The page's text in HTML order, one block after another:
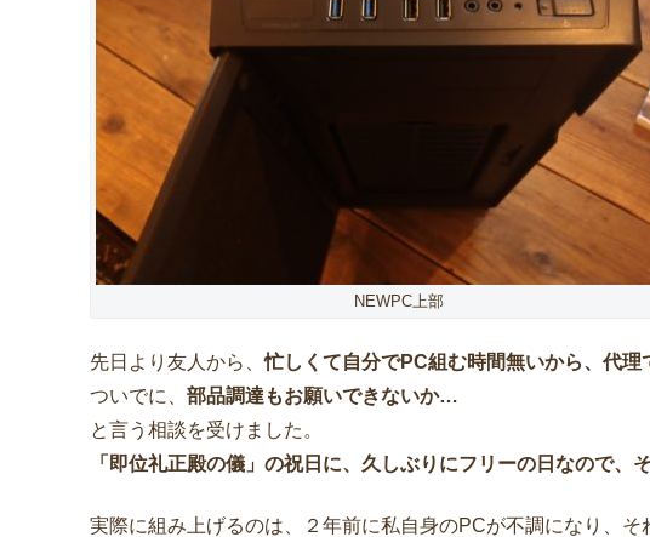
NEWPC上部
先日より友人から、忙しくて自分でPC組む時間無いから、代理
ついでに、 部品調達もお願いできないか…
と言う相談を受けました。
「即位礼正殿の儀」の祝日に、久しぶりにフリーの日なので、
実際に組み上げるのは、２年前に私自身のPCが不調になり、そ